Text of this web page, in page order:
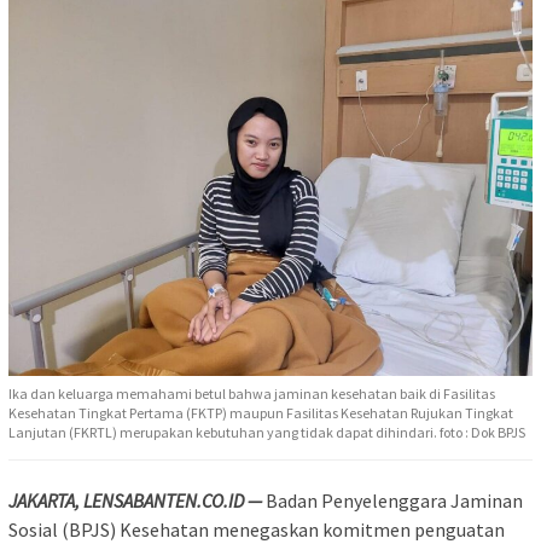
Ika dan keluarga memahami betul bahwa jaminan kesehatan baik di Fasilitas
Kesehatan Tingkat Pertama (FKTP) maupun Fasilitas Kesehatan Rujukan Tingkat
Lanjutan (FKRTL) merupakan kebutuhan yang tidak dapat dihindari. foto : Dok BPJS
JAKARTA, LENSABANTEN.CO.ID — Badan Penyelenggara Jaminan
Sosial (BPJS) Kesehatan menegaskan komitmen penguatan